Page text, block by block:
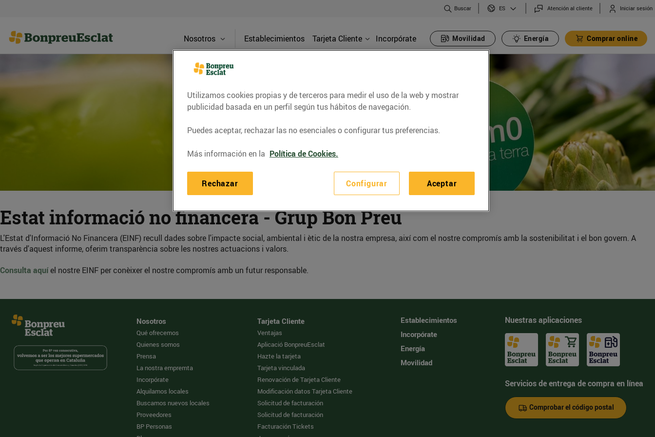
Buscar ES Atención al cliente Iniciar sesión
Nosotros Establecimientos Tarjeta Cliente Incorpórate Movilidad Energía Comprar online
Estat informació no financera - Grup Bon Preu
L'Estat d'Informació No Financera (EINF) recull dades sobre l'impacte social, ambiental i ètic de la nostra empresa, així com el nostre compromís amb la sostenibilitat i el bon govern. A
través d'aquest informe, oferim transparència sobre les nostres actuacions i valors.
Consulta aquíel nostre EINF per conèixer el nostre compromís amb un futur responsable.
Nosotros
Qué ofrecemos
Quienes somos
Prensa
La nostra empremta
Incorpórate
Alquilamos locales
Buscamos nuevos locales
Proveedores
BP Personas
Tarjeta Cliente
Ventajas
Aplicació BonpreuEsclat
Hazte la tarjeta
Tarjeta vinculada
Renovación de Tarjeta Cliente
Modificación datos Tarjeta Cliente
Solicitud de facturación
Solicitud de facturación
Facturación Tickets
Establecimientos
Incorpórate
Energía
Movilidad
Nuestras aplicaciones
Servicios de entrega de compra en línea
Comprobar el código postal
Utilizamos cookies propias y de terceros para medir el uso de la web y mostrar
publicidad basada en un perfil según tus hábitos de navegación.
Puedes aceptar, rechazar las no esenciales o configurar tus preferencias.
Más información en la Política de Cookies.
Configurar
Rechazar Aceptar